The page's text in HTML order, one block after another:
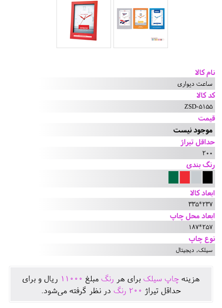
نام کالا
ساعت دیواری
کد کالا
ZSD-5155
قیمت
موجود نیست
حداقل تیراژ
200
رنگ بندی
ابعاد کالا
237*335
ابعاد محل چاپ
257*187
نوع چاپ
سیلک, دیجیتال
هزينه چاپ سیلک برای هر رنگ مبلغ 11000 ريال و برای
حداقل تيراژ 200 رنگ در نظر گرفته می‌شود.